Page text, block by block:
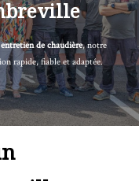
entretien de chaudière, notre
rapide, fiable et adaptée.